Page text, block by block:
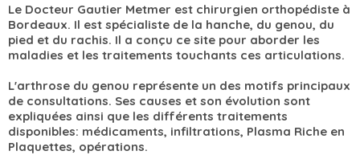
Le Docteur Gautier Metmer est chirurgien orthopédiste à
Bordeaux. Il est spécialiste de la hanche, du genou, du
pied et du rachis. Il a conçu ce site pour aborder les
maladies et les traitements touchants ces articulations.
L'arthrose du genou représente un des motifs principaux
de consultations. Ses causes et son évolution sont
expliquées ainsi que les différents traitements
disponibles: médicaments, infiltrations, Plasma Riche en
Plaquettes, opérations.